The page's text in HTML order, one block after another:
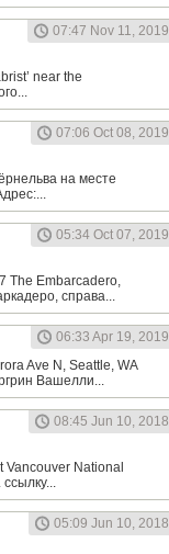
07:47 Nov 11, 2019
near the
07:06 Oct 08, 2019
на месте
05:34 Oct 07, 2019
The Embarcadero,
справа...
06:33 Apr 19, 2019
Ave N, Seattle, WA
Вашелли...
08:45 Jun 10, 2018
Vancouver National
05:09 Jun 10, 2018